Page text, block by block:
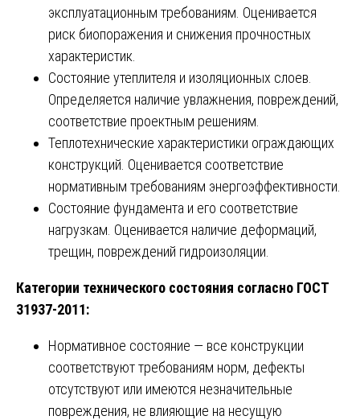
эксплуатационным требованиям. Оценивается
риск биопоражения и снижения прочностных
характеристик.
Состояние утеплителя и изоляционных слоев.
Определяется наличие увлажнения, повреждений,
соответствие проектным решениям.
Теплотехнические характеристики ограждающих
конструкций. Оценивается соответствие
нормативным требованиям энергоэффективности.
Состояние фундамента и его соответствие
нагрузкам. Оценивается наличие деформаций,
трещин, повреждений гидроизоляции.
Категории технического состояния согласно ГОСТ
31937-2011:
Нормативное состояние — все конструкции
соответствуют требованиям норм, дефекты
отсутствуют или имеются незначительные
повреждения, не влияющие на несущую